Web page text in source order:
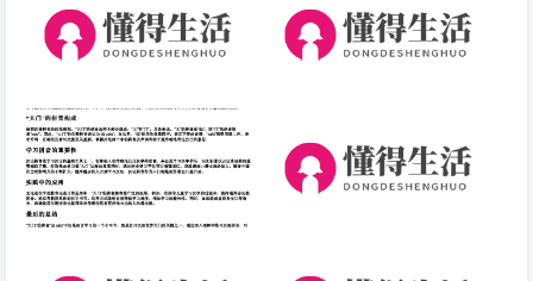
胖东来“爆改”首店开业，永辉超
市大幅拉升，中百集团涨停